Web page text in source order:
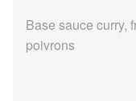
Base sauce curry,
poivrons